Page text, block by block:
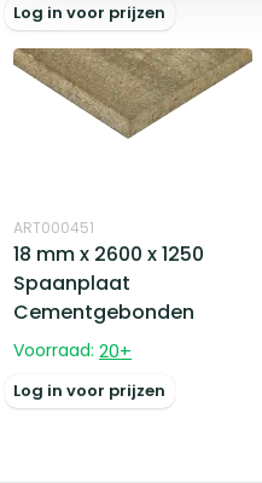
Log in voor prijzen
ART000451
18 mm x 2600 x 1250
Spaanplaat
Cementgebonden
Voorraad: 20+
Log in voor prijzen